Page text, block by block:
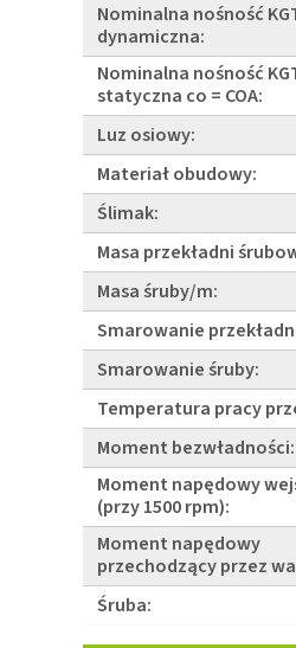
Nominalna nośność
dynamiczna:
Nominalna nośność
statyczna co = COA:
Luz osiowy:
Materiał obudowy:
Ślimak:
Masa przekładni
Masa śruby/m:
Smarowanie
Smarowanie śruby:
Temperatura pracy
Moment bezwładności:
Moment napędowy
(przy 1500 rpm):
Moment napędowy
przechodzący przez
Śruba: